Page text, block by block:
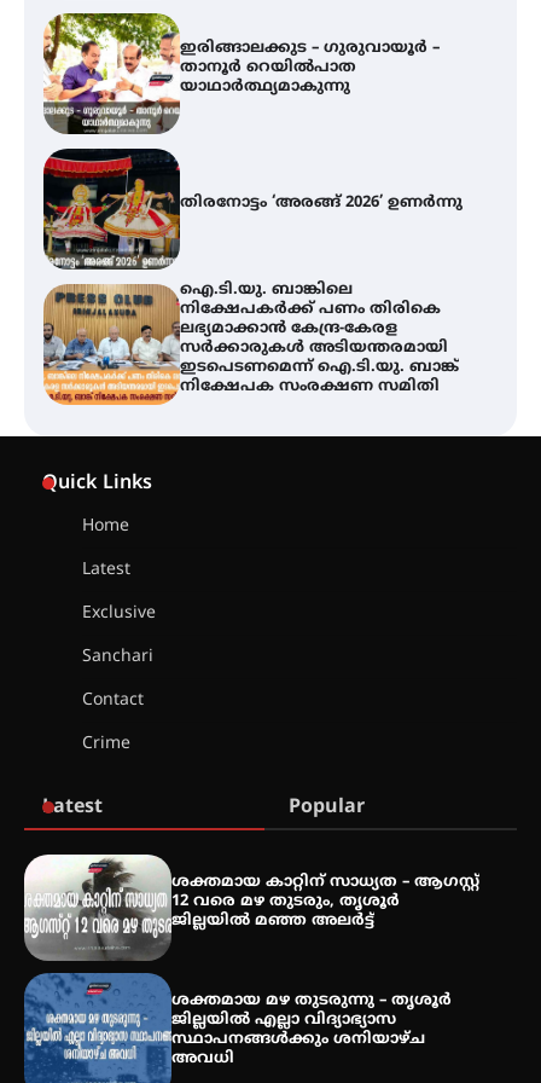
ഇരിങ്ങാലക്കുട – ഗുരുവായൂർ –
താനൂർ റെയിൽപാത
യാഥാർത്ഥ്യമാകുന്നു
തിരനോട്ടം ‘അരങ്ങ് 2026’ ഉണർന്നു
ഐ.ടി.യു. ബാങ്കിലെ
നിക്ഷേപകർക്ക് പണം തിരികെ
ലഭ്യമാക്കാൻ കേന്ദ്ര-കേരള
സർക്കാരുകൾ അടിയന്തരമായി
ഇടപെടണമെന്ന് ഐ.ടി.യു. ബാങ്ക്
നിക്ഷേപക സംരക്ഷണ സമിതി
താനൂർ റെയിൽപാത
യാഥാർത്ഥ്യമാകുന്നു
തിരനോട്ടം ‘അരങ്ങ് 2026’ ഉണർന്നു
Quick Links
Home
Latest
Exclusive
Sanchari
Contact
Crime
Latest Popular
ശക്തമായ കാറ്റിന് സാധ്യത – ആഗസ്റ്റ്
12 വരെ മഴ തുടരും, തൃശൂർ
ജില്ലയിൽ മഞ്ഞ അലർട്ട്
ശക്തമായ മഴ തുടരുന്നു – തൃശൂർ
ജില്ലയിൽ എല്ലാ വിദ്യാഭ്യാസ
സ്ഥാപനങ്ങൾക്കും ശനിയാഴ്ച
അവധി